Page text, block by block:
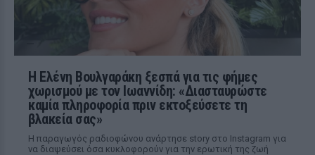
Η Ελένη Βουλγαράκη ξεσπά για τις φήμες
χωρισμού με τον Ιωαννίδη: «Διασταυρώστε
καμία πληροφορία πριν εκτοξεύσετε τη
βλακεία σας»
Η παραγωγός ραδιοφώνου ανάρτησε story στο Instagram για
να διαψεύσει όσα κυκλοφορούν για την ερωτική της ζωή